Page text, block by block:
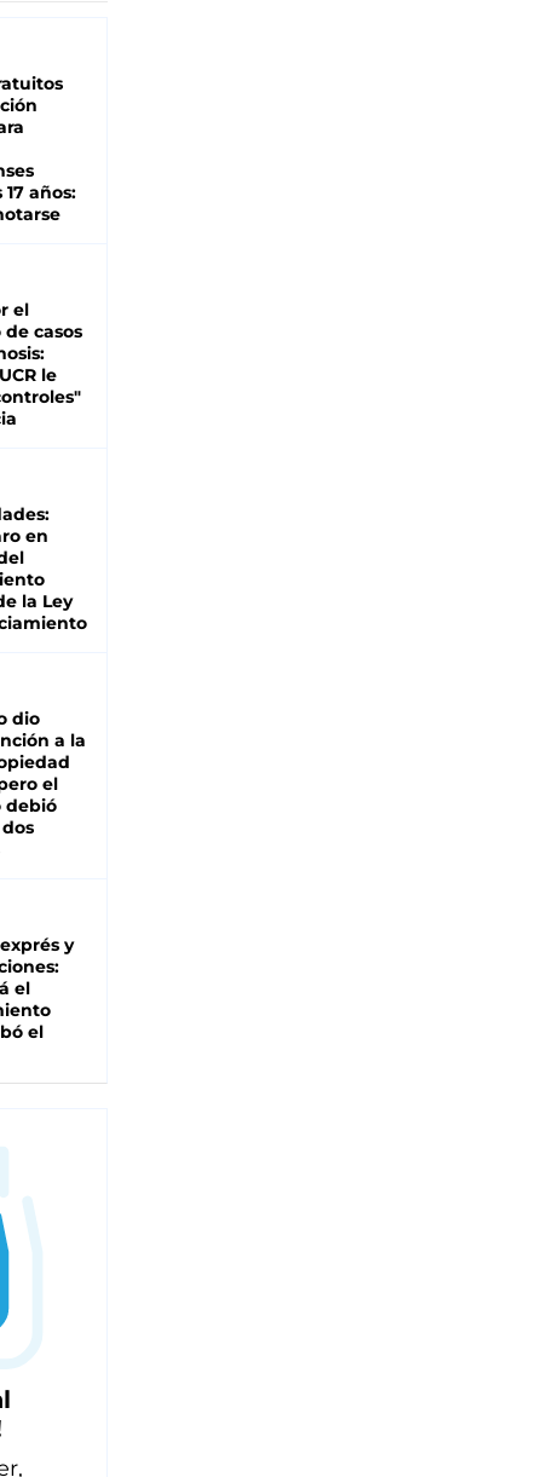
años:
el
casos
le
en
la Ley
dio
a la
el
debió
y
el
el